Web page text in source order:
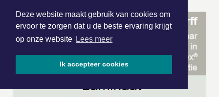
Deze website maakt gebruik van cookies om
ervoor te zorgen dat u de beste ervaring krijgt
op onze website Lees meer
Ik accepteer cookies